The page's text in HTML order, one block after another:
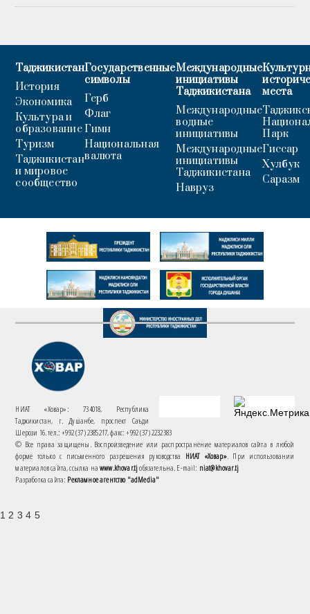
Таджикистан
История
Экономика
Культура и
образование
Туризм
Таджикистан
и мировое
сообщество
Государственные
символы
Герб
Флаг
Гимн
Национальная
валюта
Международные
инициативы
Таджикистана
Международные
водные
инициативы
Международные
инициативы
Таджикистана
Навруз
места
Парк
Гиссар
Хулбук
Саразм
НИАТ «Ховар»: 734018, Республика
Таджикистан, г. Душанбе, проспект Саъди
Шерози 16. тел.: +992 (37) 2385217, факс: +992 (37) 2232383
© Все права защищены. Воспроизведение или распространение материалов сайта в любой
форме только с письменного разрешения руководства НИАТ «Ховар». При использовании
материалов сайта, ссылка наwww.khovar.tjобязательна. E-mail: niat@khovar.tj
Разработка сайта: Рекламное агентство "adMedia"
1 2 3 4 5